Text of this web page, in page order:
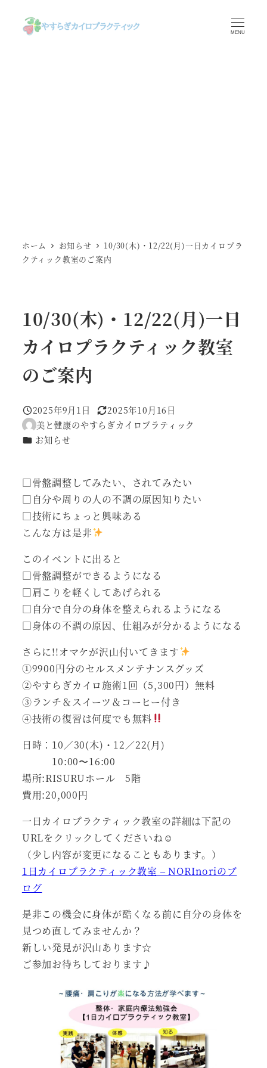
MENU
ホーム お知らせ
10/30(木)・12/22(月)一日カイロプラ
クティック教室のご案内
10/30(木)・12/22(月)一日
カイロプラクティック教室
のご案内
投稿日
2025年9月1日
更新日
2025年10月16日
著
者
美と健康のやすらぎカイロプラティック
カテゴリー
お知らせ
□骨盤調整してみたい、されてみたい
□自分や周りの人の不調の原因知りたい
□技術にちょっと興味ある
こんな方は是非
このイベントに出ると
□骨盤調整ができるようになる
□肩こりを軽くしてあげられる
□自分で自分の身体を整えられるようになる
□身体の不調の原因、仕組みが分かるようになる
さらに!!オマケが沢山付いてきます
①9900円分のセルスメンテナンスグッズ
②やすらぎカイロ施術1回（5,300円）無料
③ランチ＆スイーツ＆コーヒー付き
④技術の復習は何度でも無料
日時：10／30(木)・12／22(月)
10:00〜16:00
場所:RISURUホール 5階
費用:20,000円
一日カイロプラクティック教室の詳細は下記の
URLをクリックしてくださいね☺
（少し内容が変更になることもあります。）
1日カイロプラクティック教室 – NORInoriのブ
ログ
是非この機会に身体が酷くなる前に自分の身体を
見つめ直してみませんか？
新しい発見が沢山あります☆
ご参加お待ちしております♪